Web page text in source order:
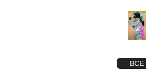
ВСЕ